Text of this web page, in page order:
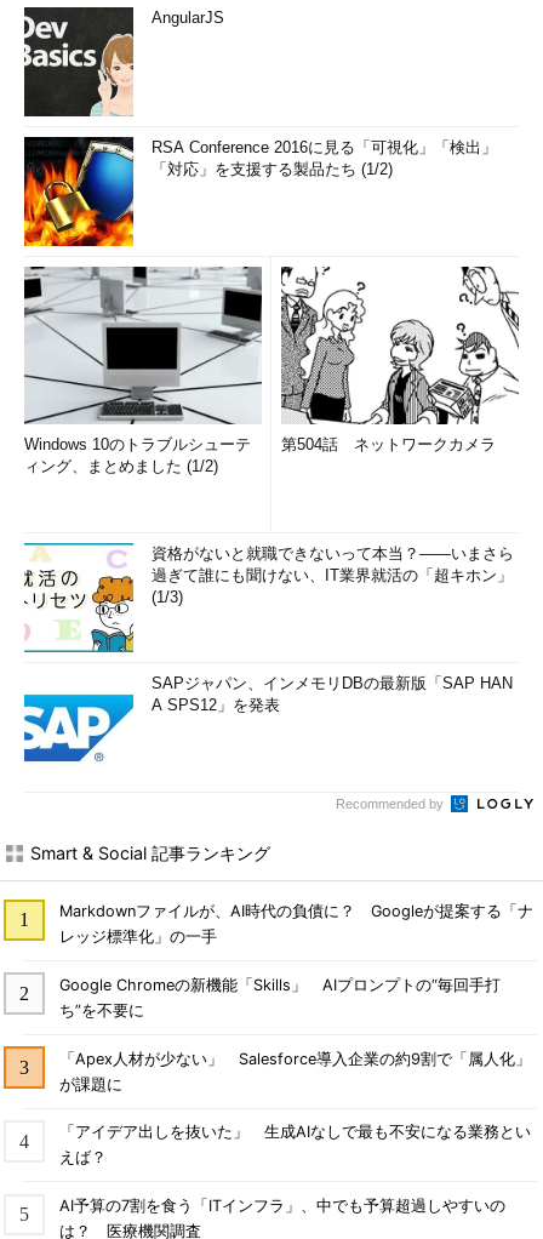
AngularJS
RSA Conference 2016に見る「可視化」「検出」
「対応」を支援する製品たち (1/2)
Windows 10のトラブルシューテ
ィング、まとめました (1/2)
第504話 ネットワークカメラ
資格がないと就職できないって本当？――いまさら
過ぎて誰にも聞けない、IT業界就活の「超キホン」
(1/3)
SAPジャパン、インメモリDBの最新版「SAP HAN
A SPS12」を発表
Recommended by
Smart & Social 記事ランキング
Markdownファイルが、AI時代の負債に？ Googleが提案する「ナ
レッジ標準化」の一手
Google Chromeの新機能「Skills」 AIプロンプトの“毎回手打
ち”を不要に
「Apex人材が少ない」 Salesforce導入企業の約9割で「属人化」
が課題に
「アイデア出しを抜いた」 生成AIなしで最も不安になる業務とい
えば？
AI予算の7割を食う「ITインフラ」、中でも予算超過しやすいの
は？ 医療機関調査